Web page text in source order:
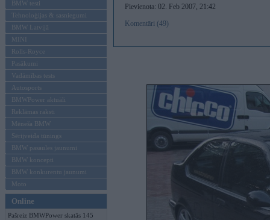
BMW testi
Tehnoloģijas & sasniegumi
BMW Latvijā
MINI
Rolls-Royce
Pasākumi
Vadāmības tests
Autosports
BMWPower aktuāli
Reklāmas raksti
Mēneša BMW
Sērijveida tūnings
BMW pasaules jaunumi
BMW koncepti
BMW konkurentu jaunumi
Moto
Online
Pašreiz BMWPower skatās 145
Pievienota: 02. Feb 2007, 21:42
Komentāri (49)